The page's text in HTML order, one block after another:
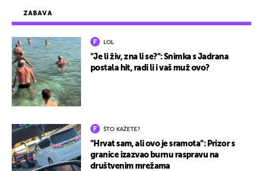
ZABAVA
LOL
"Je li živ, zna li se?": Snimka s Jadrana
postala hit, radi li i vaš muž ovo?
ŠTO KAŽETE?
"Hrvat sam, ali ovo je sramota": Prizor s
granice izazvao burnu raspravu na
društvenim mrežama